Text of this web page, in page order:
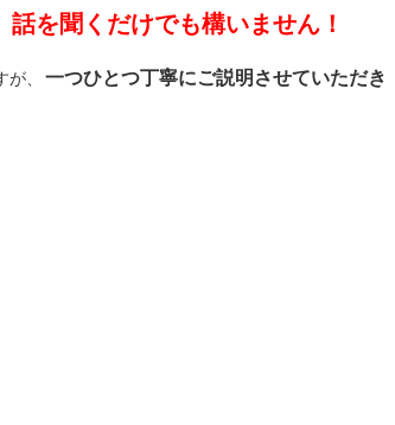
話を聞くだけでも構いません！
、
一つひとつ丁寧にご説明させていただき